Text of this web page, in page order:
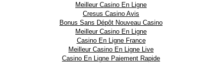
Meilleur Casino En Ligne
Cresus Casino Avis
Bonus Sans Dépôt Nouveau Casino
Meilleur Casino En Ligne
Casino En Ligne France
Meilleur Casino En Ligne Live
Casino En Ligne Paiement Rapide